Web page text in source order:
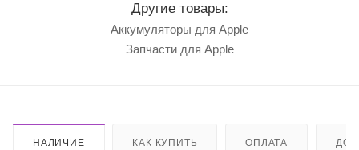
Другие товары:
Аккумуляторы для Apple
Запчасти для Apple
НАЛИЧИЕ КАК КУПИТЬ ОПЛАТА